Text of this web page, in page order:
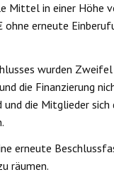
Mittel in einer Höhe
erneute
wurden
die Finanzierung
die Mitglieder
erneute
räumen.